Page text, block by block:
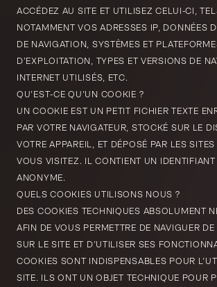
ACCÉDEZ AU SITE ET UTILISEZ CELUI-CI,
NOTAMMENT VOS ADRESSES IP, DONNÉES
DE NAVIGATION, SYSTÈMES ET
D’EXPLOITATION, TYPES ET VERSIONS DE
INTERNET UTILISÉS, ETC.
QU’EST-CE QU’UN COOKIE ?
UN COOKIE EST UN PETIT FICHIER TEXTE
PAR VOTRE NAVIGATEUR, STOCKÉ SUR LE
VOTRE APPAREIL, ET DÉPOSÉ PAR LES
VOUS VISITEZ. IL CONTIENT UN IDENTIFIANT
ANONYME.
QUELS COOKIES UTILISONS NOUS ?
DES COOKIES TECHNIQUES ABSOLUMENT
AFIN DE VOUS PERMETTRE DE NAVIGUER
SUR LE SITE ET D’UTILISER SES
COOKIES SONT INDISPENSABLES POUR
SITE. ILS ONT UN OBJET TECHNIQUE POUR